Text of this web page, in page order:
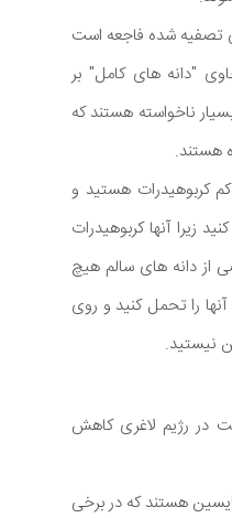
تصفیه شده فاجعه است
"دانه های کامل" بر
ناخواسته هستند که
هستند.
کربوهیدرات هستید و
زیرا آنها کربوهیدرات
از دانه های سالم هیچ
را تحمل کنید و روی
نیستید.
در رژیم لاغری کاهش
هستند که در برخی